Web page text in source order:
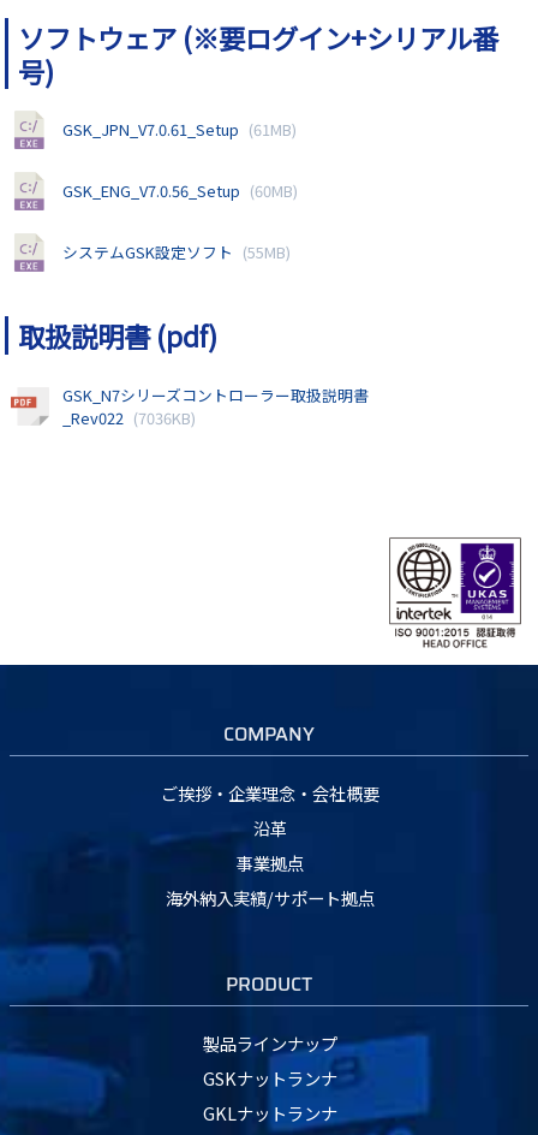
ソフトウェア (※要ログイン+シリアル番
号)
GSK_JPN_V7.0.61_Setup (61MB)
GSK_ENG_V7.0.56_Setup (60MB)
システムGSK設定ソフト (55MB)
取扱説明書 (pdf)
GSK_N7シリーズコントローラー取扱説明書
_Rev022 (7036KB)
COMPANY
ご挨拶・企業理念・会社概要
沿革
事業拠点
海外納入実績/サポート拠点
PRODUCT
製品ラインナップ
GSKナットランナ
GKLナットランナ